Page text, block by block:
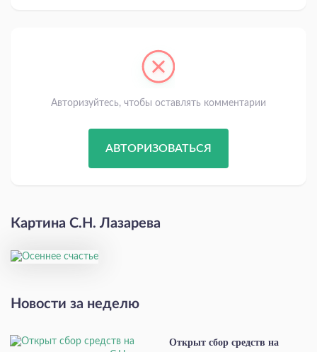
Авторизуйтесь, чтобы оставлять комментарии
АВТОРИЗОВАТЬСЯ
Картина С.Н. Лазарева
Новости за неделю
Открыт сбор средств на